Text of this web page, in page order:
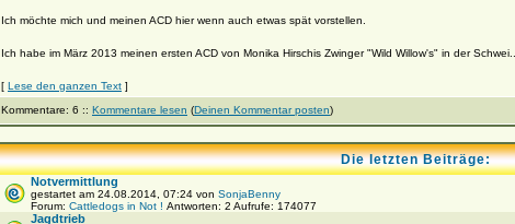
Ich möchte mich und meinen ACD hier wenn auch etwas spät vorstellen.
Ich habe im März 2013 meinen ersten ACD von Monika Hirschis Zwinger "Wild Willow's" in der Schwei...
[ Lese den ganzen Text ]
Kommentare: 6 :: Kommentare lesen (Deinen Kommentar posten)
Die letzten Beiträge:
Notvermittlung
gestartet am 24.08.2014, 07:24 von SonjaBenny
Forum: Cattledogs in Not ! Antworten: 2 Aufrufe: 174077
Jagdtrieb